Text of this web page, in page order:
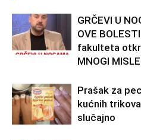
GRČEVI U
OVE
fakulteta
MNOGI
Prašak za
kućnih
slučajno